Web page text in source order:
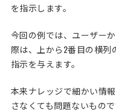
を指示します。
今回の例では、ユーザー
際は、上から2番目の横
指示を与えます。
本来ナレッジで細かい情
さなくても問題ないもの